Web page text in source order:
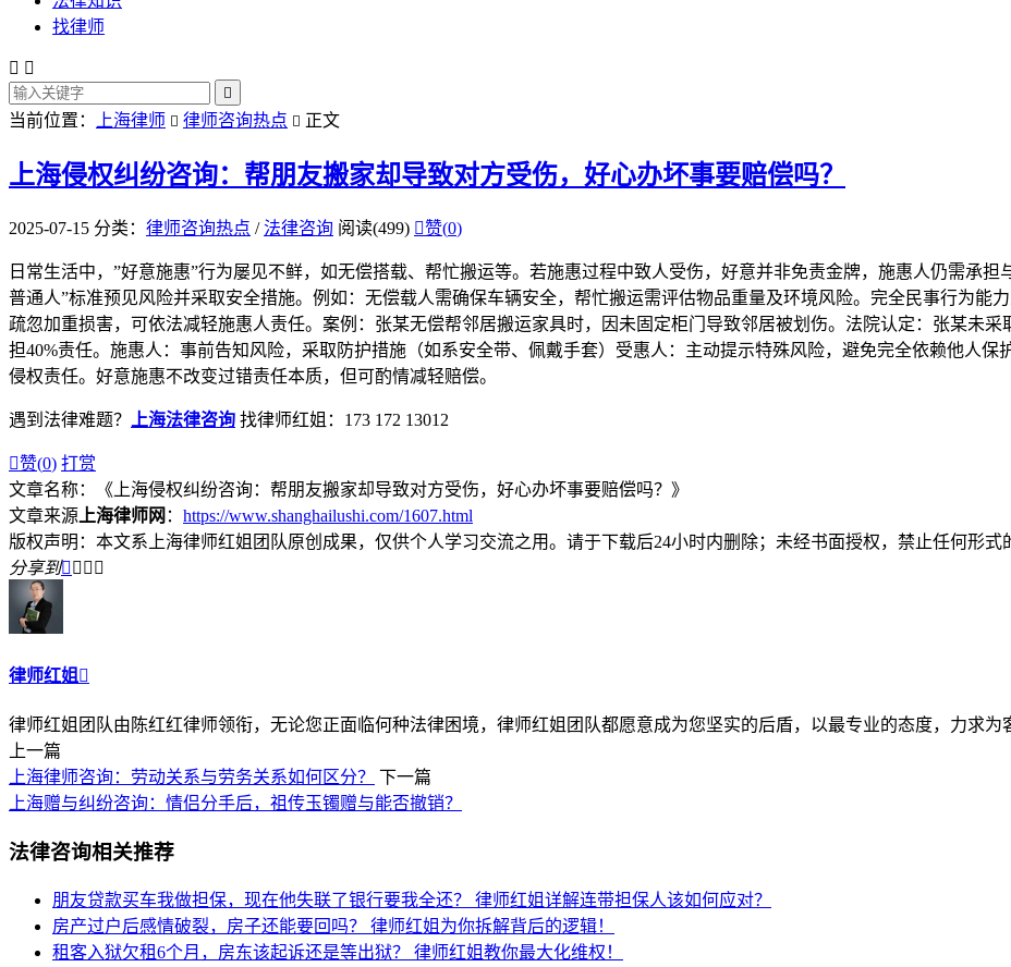
找律师
 

当前位置： 上海律师  律师咨询热点  正文
上海侵权纠纷咨询：帮朋友搬家却导致对方受伤，好心办坏事要赔偿吗？
2025-07-15 分类： 律师咨询热点 /法律咨询 阅读(499) 赞(0)
日常生活中，”好意施惠”行为屡见不鲜，如无偿搭载、帮忙搬运等。若施惠过程中致人受伤，好意并非免责金牌，施惠人仍需承
普通人”标准预见风险并采取安全措施。例如：无偿载人需确保车辆安全，帮忙搬运需评估物品重量及环境风险。完全民事行为能
疏忽加重损害，可依法减轻施惠人责任。案例：张某无偿帮邻居搬运家具时，因未固定柜门导致邻居被划伤。法院认定：张某未
担40%责任。施惠人：事前告知风险，采取防护措施（如系安全带、佩戴手套）受惠人：主动提示特殊风险，避免完全依赖他人
侵权责任。好意施惠不改变过错责任本质，但可酌情减轻赔偿。
遇到法律难题？ 上海法律咨询 找律师红姐：173 172 13012
赞(0) 打赏
文章名称：《上海侵权纠纷咨询：帮朋友搬家却导致对方受伤，好心办坏事要赔偿吗？》
文章来源 上海律师网 ： https://www.shanghailushi.com/1607.html
版权声明：本文系上海律师红姐团队原创成果，仅供个人学习交流之用。请于下载后24小时内删除；未经书面授权，禁止任何形式
分享到   
律师红姐 
律师红姐团队由陈红红律师领衔，无论您正面临何种法律困境，律师红姐团队都愿意成为您坚实的后盾，以最专业的态度，力求为
上一篇
上海律师咨询：劳动关系与劳务关系如何区分？
下一篇
上海赠与纠纷咨询：情侣分手后，祖传玉镯赠与能否撤销？
法律咨询相关推荐
朋友贷款买车我做担保，现在他失联了银行要我全还？ 律师红姐详解连带担保人该如何应对？
房产过户后感情破裂，房子还能要回吗？ 律师红姐为你拆解背后的逻辑！
租客入狱欠租6个月，房东该起诉还是等出狱？ 律师红姐教你最大化维权！